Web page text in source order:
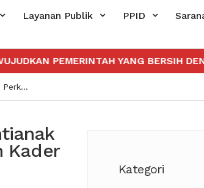
Layanan Publik PPID
YANG BERSIH DENGAN
Kader
Kader
Kategori